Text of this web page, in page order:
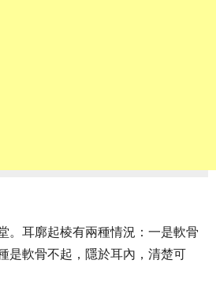
。耳廓起棱有兩種情況：一是軟骨
是軟骨不起，隱於耳內，清楚可